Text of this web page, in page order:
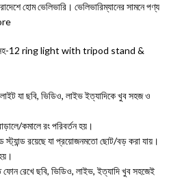
হোম ভেলিভারি। ভেলিভারিম্যানের সামনে পণ্য
12 ring light with tripod stand &
যা ছবি, ভিডিও, লাইভ ইত্যাদিকে খুব সহজ ও
কমালে রং পরিবর্তন হয়।
স্ট্যান্ড রয়েছে যা প্রয়োজনমতো ছোট/বড় করা যায়।
রেখে ছবি, ভিডিও, লাইভ, ইত্যাদি খুব সহজেই